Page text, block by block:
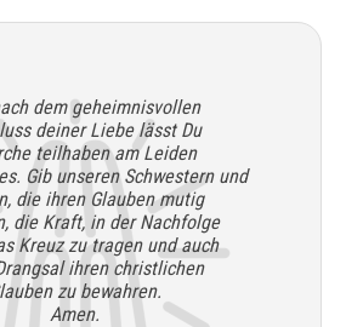
dem geheimnisvollen
deiner Liebe lässt Du
teilhaben am Leiden
Gib unseren Schwestern und
die ihren Glauben mutig
die Kraft, in der Nachfolge
Kreuz zu tragen und auch
ihren christlichen
zu bewahren.
Amen.